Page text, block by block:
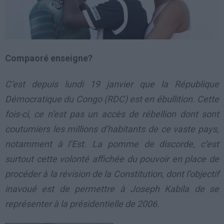
Compaoré enseigne?
C’est depuis lundi 19 janvier que la République
Démocratique du Congo (RDC) est en ébullition. Cette
fois-ci, ce n’est pas un accès de rébellion dont sont
coutumiers les millions d’habitants de ce vaste pays,
notamment à l’Est. La pomme de discorde, c’est
surtout cette volonté affichée du pouvoir en place de
procéder à la révision de la Constitution, dont l’objectif
inavoué est de permettre à Joseph Kabila de se
représenter à la présidentielle de 2006.